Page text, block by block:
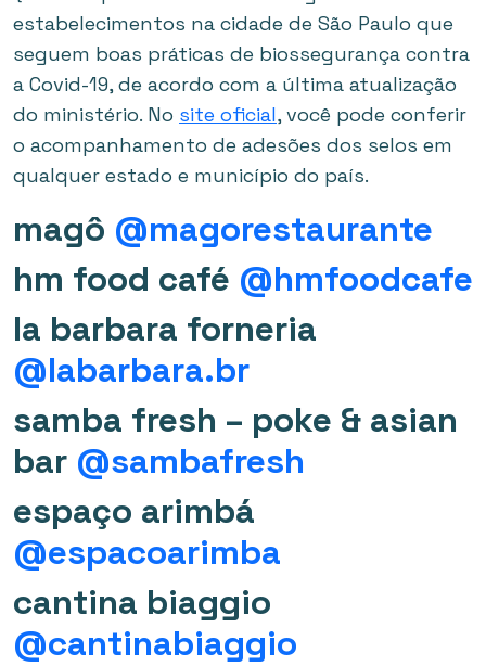
estabelecimentos na cidade de São Paulo que
seguem boas práticas de biossegurança contra
a Covid-19, de acordo com a última atualização
do ministério. No site oficial, você pode conferir
o acompanhamento de adesões dos selos em
qualquer estado e município do país.
magô @magorestaurante
hm food café @hmfoodcafe
la barbara forneria
@labarbara.br
samba fresh – poke & asian
bar @sambafresh
espaço arimbá
@espacoarimba
cantina biaggio
@cantinabiaggio